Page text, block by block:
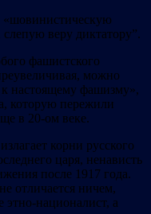
«шовинистическую
веру диктатору”.
фашистского
можно
к настоящему фашизму»,
которую пережили
в 20-ом веке.
корни русского
царя, ненависть
после 1917 года.
отличается ничем,
этно-националист, а